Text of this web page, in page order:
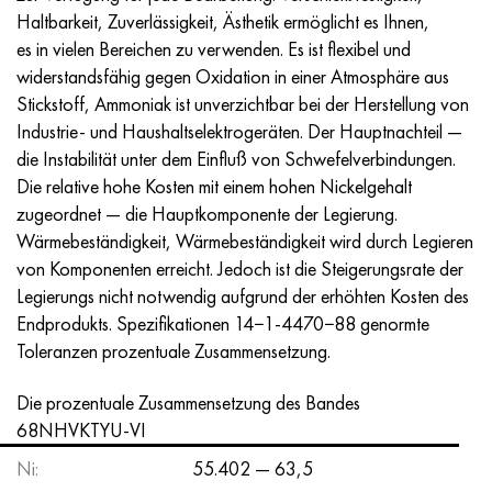
Haltbarkeit, Zuverlässigkeit, Ästhetik ermöglicht es Ihnen,
es in vielen Bereichen zu verwenden. Es ist flexibel und
widerstandsfähig gegen Oxidation in einer Atmosphäre aus
Stickstoff, Ammoniak ist unverzichtbar bei der Herstellung von
Industrie- und Haushaltselektrogeräten. Der Hauptnachteil —
die Instabilität unter dem Einfluß von Schwefelverbindungen.
Die relative hohe Kosten mit einem hohen Nickelgehalt
zugeordnet — die Hauptkomponente der Legierung.
Wärmebeständigkeit, Wärmebeständigkeit wird durch Legieren
von Komponenten erreicht. Jedoch ist die Steigerungsrate der
Legierungs nicht notwendig aufgrund der erhöhten Kosten des
Endprodukts. Spezifikationen 14−1-4470−88 genormte
Toleranzen prozentuale Zusammensetzung.
Die prozentuale Zusammensetzung des Bandes
68NHVKTYU-VI
Ni:
55.402 — 63,5
Incotherm
Incotest
Jethete M152
Kobalt 6B
Martensitaushärtung 250
Renee 41
Martensitaushärtung 300
Martensitaushärtung 350
MP35N
47ND
47NHR
49KF
49K2F/49K2FA-VI
50H
50NP
50NHS
52H
52K12F
HN62VMYUT
HN62MVKYU
HN63MB
HN65VM
HN65VMTYU
HN67MVTYU
HN68VKTYU
HN68VMTYUK-VD
HN70VMTYU
VT-35
PT-1M
PT-3V
PT-7M
2V
SPT-2 Schweißdraht
AT3
3М
TL3
1.4466 - aisi 310MoLn
Legierung Al6xn
15-7Ph® - 1.4532
PH 13-8 Mo - 1.4534
1.4542 - 17-4Ph®.
Custom 455® - 1.4543 - uns s45500
1.4545 - 15-5Ph®
1.4548 - 17-4Ph®.
1.4550 - aisi 347
10H17N13М3Т
10H18N18YU4D
11H11N2V2МF
12H18N9Т
13H11N2V2МF
15H11MF
15H12VNMF
15H12N2МVFAB
15H16К5N2МVFAB
2.0872, CuNi10Fe1Mn, Cw352h
Silicium-Aluminium-Bronze
CW301G, C64200
Siliciumbronze
C65500, CuAl11Fe3
C65620, CuSi3Fe2Zn3
C65100, CuSi1,5
Zinn-Blei-Bronze
c92200, CuSn6Zn4Pb2
Rotmessing
C84400, CuSn2ZnPb
C83600, CuSn5ZnPb
45G2, 45g2, aisi 1144
Baustahl legiert
10g2, 10g2, aisi 1513
12X2H4A,15NiCr13, 1.5752
АS14, 11SMnPb30
20G, 20mn5
20HN3А, aisi 4320, 20hn3a
20HМ, 24CrMo5, 20hm
25HGM, 20CrMo5, 1.7264
R6M5, 1.3343, hs6-5-2, sw7m
R6M5K5, 1.3243, hs6-5-2-5
R6М5F3, 1.3344, hs6-5-3
R9М4К8,1.3207
R12F3, 1.3318, sw12
R18, 1.3355, hs18-0-1, sw18
Kohlenstoffstahl
U10,1.1645, C105W1
11G12, 110G13L, X120Mn12